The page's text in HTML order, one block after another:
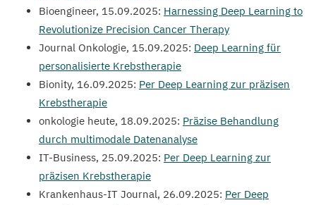
Bioengineer, 15.09.2025: Harnessing Deep Learning to
Revolutionize Precision Cancer Therapy
Journal Onkologie, 15.09.2025: Deep Learning für
personalisierte Krebstherapie
Bionity, 16.09.2025: Per Deep Learning zur präzisen
Krebstherapie
onkologie heute, 18.09.2025: Präzise Behandlung
durch multimodale Datenanalyse
IT-Business, 25.09.2025: Per Deep Learning zur
präzisen Krebstherapie
Krankenhaus-IT Journal, 26.09.2025: Per Deep